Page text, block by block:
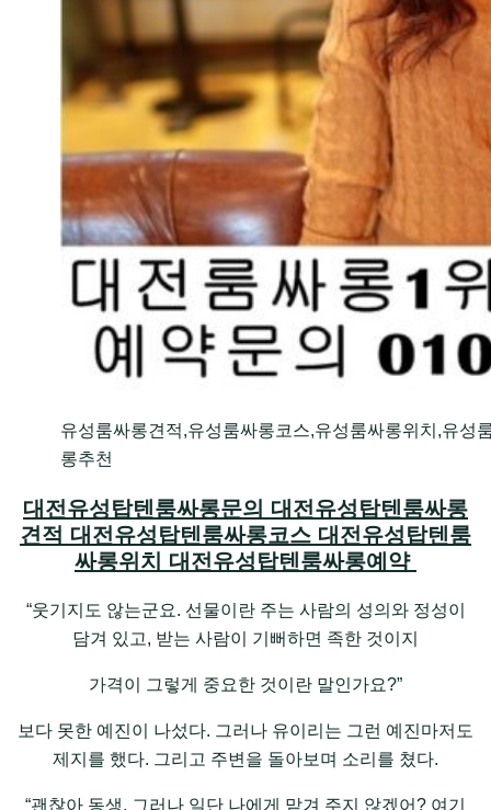
유성룸싸롱견적,유성룸싸롱코스,유성룸싸롱위치,유성
롱추천
대전유성탑텐룸싸롱문의 대전유성탑텐룸싸롱
견적 대전유성탑텐룸싸롱코스 대전유성탑텐룸
싸롱위치 대전유성탑텐룸싸롱예약
“웃기지도 않는군요. 선물이란 주는 사람의 성의와 정성이
담겨 있고, 받는 사람이 기뻐하면 족한 것이지
가격이 그렇게 중요한 것이란 말인가요?”
보다 못한 예진이 나섰다. 그러나 유이리는 그런 예진마저도
제지를 했다. 그리고 주변을 돌아보며 소리를 쳤다.
“괜찮아 동생. 그러나 일단 나에게 맡겨 주지 않겠어? 여기